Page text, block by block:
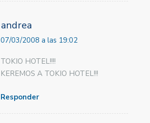
andrea
07/03/2008 a las 19:02
TOKIO HOTEL!!!!
KEREMOS A TOKIO HOTEL!!!
Responder